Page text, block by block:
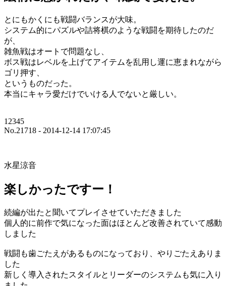
とにもかくにも戦闘バランスが大味。
システム的にパズルや詰将棋のような戦闘を期待したのだ
が、
雑魚戦はオートで問題なし、
ボス戦はレベルを上げてアイテムを乱用し運に恵まれながら
ゴリ押す、
というものだった。
本当にキャラ愛だけでいける人でないと厳しい。
12345
No.21718 - 2014-12-14 17:07:45
水星涼音
楽しかったですー！
続編が出たと聞いてプレイさせていただきました
個人的に前作で気になった面はほとんど改善されていて感動
しました
戦闘も歯ごたえがあるものになっており、やりごたえありま
した
新しく導入されたスタイルとリーダーのシステムも気に入り